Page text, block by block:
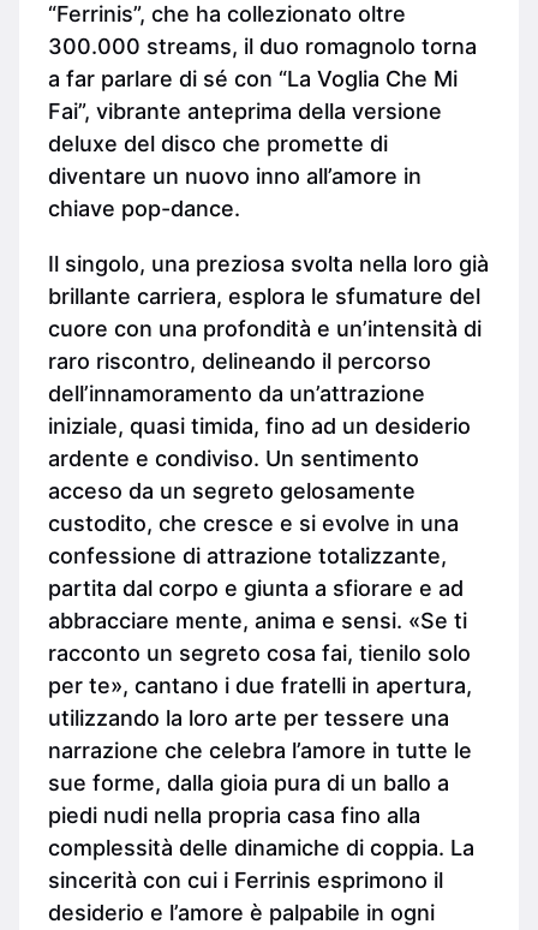
“Ferrinis”, che ha collezionato oltre
300.000 streams, il duo romagnolo torna
a far parlare di sé con “La Voglia Che Mi
Fai”, vibrante anteprima della versione
deluxe del disco che promette di
diventare un nuovo inno all’amore in
chiave pop-dance.
Il singolo, una preziosa svolta nella loro già
brillante carriera, esplora le sfumature del
cuore con una profondità e un’intensità di
raro riscontro, delineando il percorso
dell’innamoramento da un’attrazione
iniziale, quasi timida, fino ad un desiderio
ardente e condiviso. Un sentimento
acceso da un segreto gelosamente
custodito, che cresce e si evolve in una
confessione di attrazione totalizzante,
partita dal corpo e giunta a sfiorare e ad
abbracciare mente, anima e sensi. «Se ti
racconto un segreto cosa fai, tienilo solo
per te», cantano i due fratelli in apertura,
utilizzando la loro arte per tessere una
narrazione che celebra l’amore in tutte le
sue forme, dalla gioia pura di un ballo a
piedi nudi nella propria casa fino alla
complessità delle dinamiche di coppia. La
sincerità con cui i Ferrinis esprimono il
desiderio e l’amore è palpabile in ogni